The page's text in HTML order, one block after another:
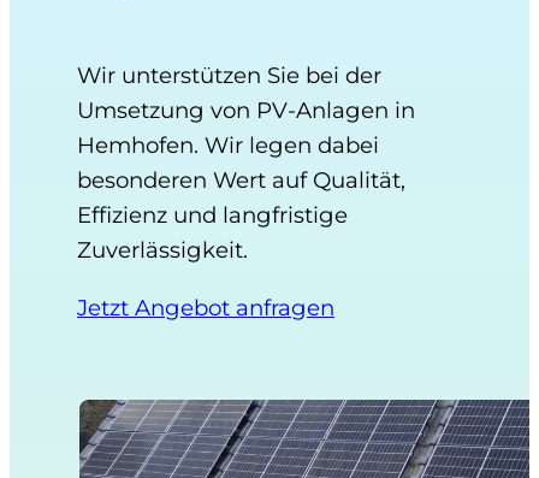
Wir unterstützen Sie bei der
Umsetzung von PV-Anlagen in
Hemhofen. Wir legen dabei
besonderen Wert auf Qualität,
Effizienz und langfristige
Zuverlässigkeit.
Jetzt Angebot anfragen